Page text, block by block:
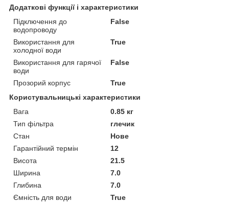
Додаткові функції і характеристики
Підключення до
водопроводу
False
Використання для
холодної води
True
Використання для гарячої
води
False
Прозорий корпус
True
Користувальницькі характеристики
Вага
0.85 кг
Тип фільтра
глечик
Стан
Нове
Гарантійний термін
12
Висота
21.5
Ширина
7.0
Глибина
7.0
Ємність для води
True